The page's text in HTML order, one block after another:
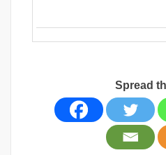
Spread